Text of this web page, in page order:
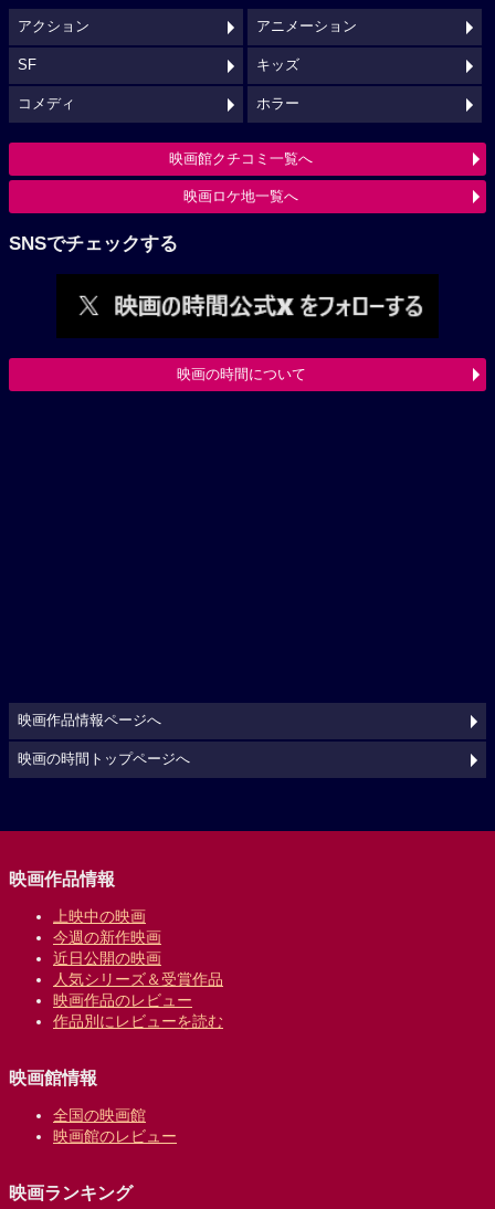
アクション アニメーション
SF キッズ
コメディ ホラー
映画館クチコミ一覧へ
映画ロケ地一覧へ
SNSでチェックする
映画の時間について
映画作品情報ページへ
映画の時間トップページへ
映画作品情報
上映中の映画
今週の新作映画
近日公開の映画
人気シリーズ＆受賞作品
映画作品のレビュー
作品別にレビューを読む
映画館情報
全国の映画館
映画館のレビュー
映画ランキング